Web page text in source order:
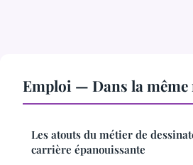
Emploi — Dans la
Les atouts du métier de
carrière épanouissante